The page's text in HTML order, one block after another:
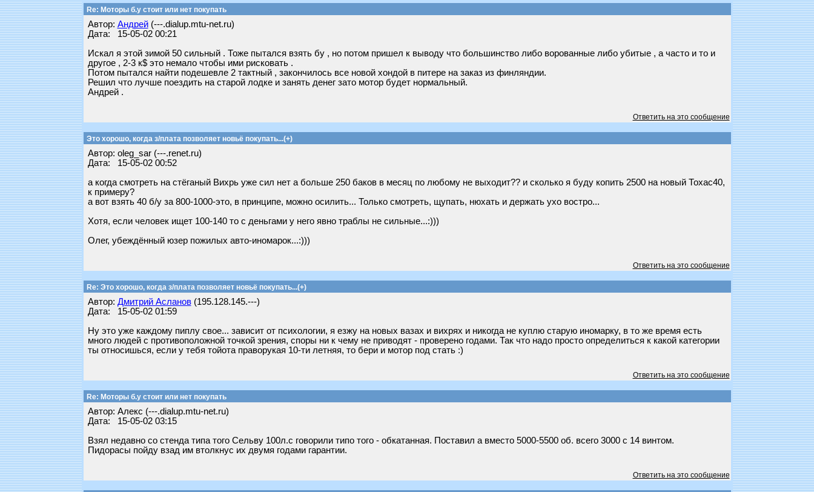
Re: Моторы б.у стоит или нет покупать
Автор: Андрей(---.dialup.mtu-net.ru)
Дата: 15-05-02 00:21
Искал я этой зимой 50 сильный . Тоже пытался взять бу , но потом пришел к выводу что большинство либо ворованные либо убитые , а часто и то и
другое , 2-3 к$ это немало чтобы ими рисковать .
Потом пытался найти подешевле 2 тактный , закончилось все новой хондой в питере на заказ из финляндии.
Решил что лучше поездить на старой лодке и занять денег зато мотор будет нормальный.
Андрей .
Ответить на это сообщение
Это хорошо, когда з/плата позволяет новьё покупать...(+)
Автор: oleg_sar (---.renet.ru)
Дата: 15-05-02 00:52
а когда смотреть на стёганый Вихрь уже сил нет а больше 250 баков в месяц по любому не выходит?? и сколько я буду копить 2500 на новый Тохас40,
к примеру?
а вот взять 40 б/у за 800-1000-это, в принципе, можно осилить... Только смотреть, щупать, нюхать и держать ухо востро...
Хотя, если человек ищет 100-140 то с деньгами у него явно траблы не сильные...:)))
Олег, убеждённый юзер пожилых авто-иномарок...:)))
Ответить на это сообщение
Re: Это хорошо, когда з/плата позволяет новьё покупать...(+)
Автор: Дмитрий Асланов(195.128.145.---)
Дата: 15-05-02 01:59
Ну это уже каждому пиплу свое... зависит от психологии, я езжу на новых вазах и вихрях и никогда не куплю старую иномарку, в то же время есть
много людей с противоположной точкой зрения, споры ни к чему не приводят - проверено годами. Так что надо просто определиться к какой категории
ты относишься, если у тебя тойота праворукая 10-ти летняя, то бери и мотор под стать :)
Ответить на это сообщение
Re: Моторы б.у стоит или нет покупать
Автор: Алекс (---.dialup.mtu-net.ru)
Дата: 15-05-02 03:15
Взял недавно со стенда типа того Сельву 100л.с говорили типо того - обкатанная. Поставил а вместо 5000-5500 об. всего 3000 с 14 винтом.
Пидорасы пойду взад им втолкнус их двумя годами гарантии.
Ответить на это сообщение